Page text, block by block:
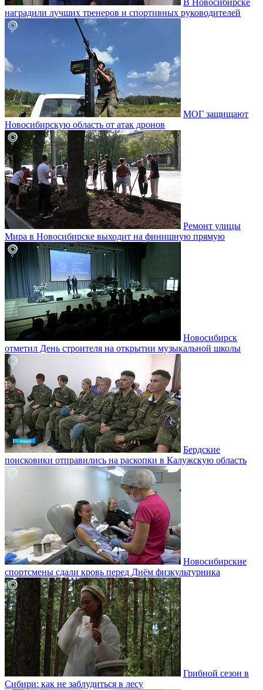
наградили лучших тренеров и спортивных руководителей
МОГ защищают
Новосибирскую область от атак дронов
Ремонт улицы
Мира в Новосибирске выходит на финишную прямую
Новосибирск
отметил День строителя на открытии музыкальной школы
Бердские
поисковики отправились на раскопки в Калужскую область
Новосибирские
спортсмены сдали кровь перед Днём физкультурника
Грибной сезон в
Сибири: как не заблудиться в лесу